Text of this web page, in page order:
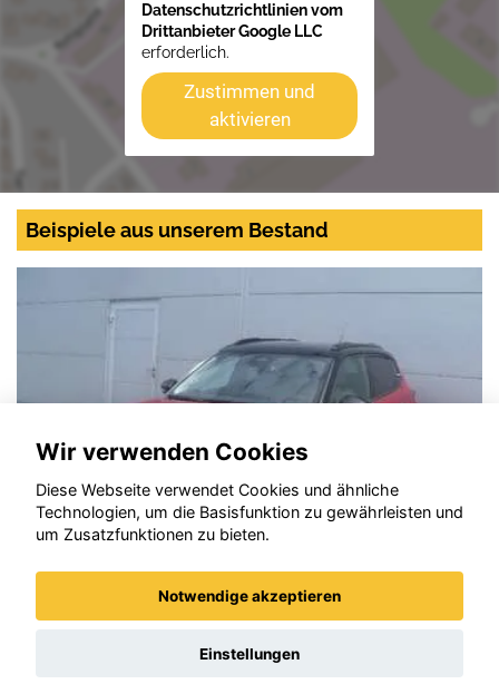
Datenschutzrichtlinien vom
Drittanbieter Google LLC
erforderlich.
Zustimmen und
aktivieren
Beispiele aus unserem Bestand
Wir verwenden Cookies
Diese Webseite verwendet Cookies und ähnliche
Technologien, um die Basisfunktion zu gewährleisten und
um Zusatzfunktionen zu bieten.
Notwendige akzeptieren
Einstellungen